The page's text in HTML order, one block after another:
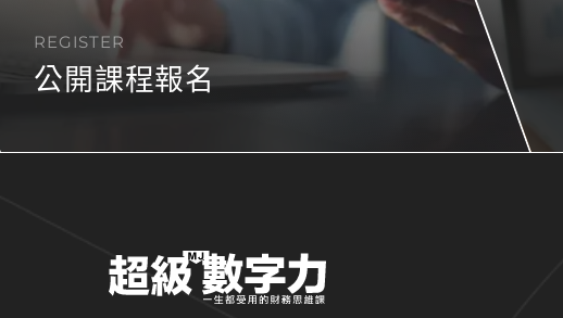
REGISTER
公開課程報名